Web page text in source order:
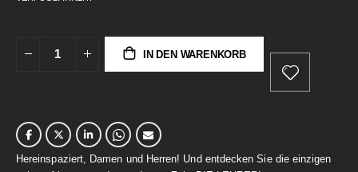
IN DEN WARENKORB
Hereinspaziert, Damen und Herren! Und entdecken Sie die einzigen